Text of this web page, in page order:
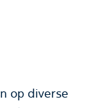
op diverse